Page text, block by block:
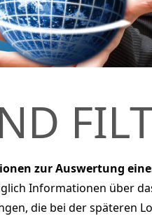
zur Auswertung
Informationen über
die bei der späteren